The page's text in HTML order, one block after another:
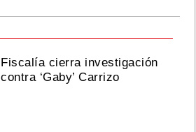
Fiscalía cierra investigación
contra ‘Gaby’ Carrizo